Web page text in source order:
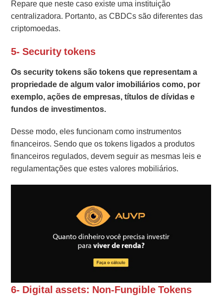
Repare que neste caso existe uma instituição
centralizadora. Portanto, as CBDCs são diferentes das
criptomoedas.
5- Security tokens
Os security tokens são tokens que representam a
propriedade de algum valor imobiliários como, por
exemplo, ações de empresas, títulos de dívidas e
fundos de investimentos.
Desse modo, eles funcionam como instrumentos
financeiros. Sendo que os tokens ligados a produtos
financeiros regulados, devem seguir as mesmas leis e
regulamentações que estes valores mobiliários.
6- Digital assets: Non-Fungible Tokens